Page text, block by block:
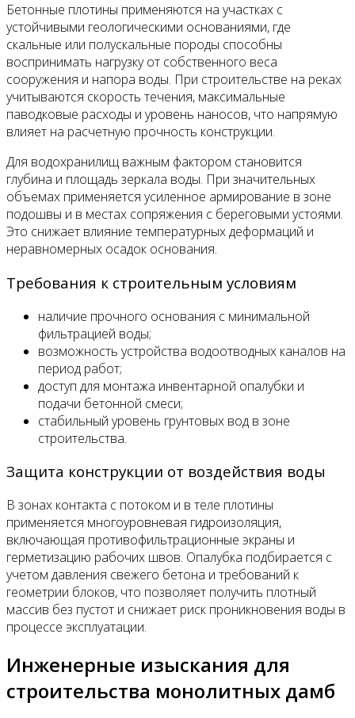
Бетонные плотины применяются на участках с
устойчивыми геологическими основаниями, где
скальные или полускальные породы способны
воспринимать нагрузку от собственного веса
сооружения и напора воды. При строительстве на реках
учитываются скорость течения, максимальные
паводковые расходы и уровень наносов, что напрямую
влияет на расчетную прочность конструкции.
Для водохранилищ важным фактором становится
глубина и площадь зеркала воды. При значительных
объемах применяется усиленное армирование в зоне
подошвы и в местах сопряжения с береговыми устоями.
Это снижает влияние температурных деформаций и
неравномерных осадок основания.
Требования к строительным условиям
наличие прочного основания с минимальной
фильтрацией воды;
возможность устройства водоотводных каналов на
период работ;
доступ для монтажа инвентарной опалубки и
подачи бетонной смеси;
стабильный уровень грунтовых вод в зоне
строительства.
Защита конструкции от воздействия воды
В зонах контакта с потоком и в теле плотины
применяется многоуровневая гидроизоляция,
включающая противофильтрационные экраны и
герметизацию рабочих швов. Опалубка подбирается с
учетом давления свежего бетона и требований к
геометрии блоков, что позволяет получить плотный
массив без пустот и снижает риск проникновения воды в
процессе эксплуатации.
Инженерные изыскания для
строительства монолитных дамб